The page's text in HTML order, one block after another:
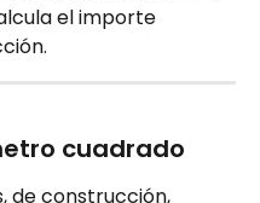
el importe
cuadrado
de construcción,